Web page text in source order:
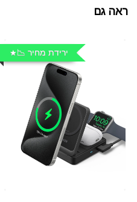
ראה גם
ירידת מחיר 📉